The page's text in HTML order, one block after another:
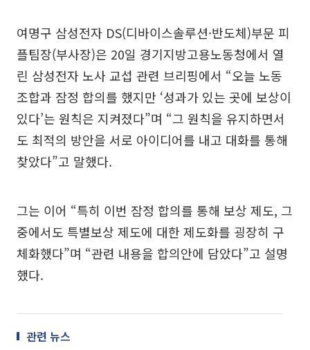
여명구 삼성전자 DS(디바이스솔루션·반도체)부문 피
플팀장(부사장)은 20일 경기지방고용노동청에서 열
린 삼성전자 노사 교섭 관련 브리핑에서 “오늘 노동
조합과 잠정 합의를 했지만 ‘성과가 있는 곳에 보상이
있다’는 원칙은 지켜졌다”며 “그 원칙을 유지하면서
도 최적의 방안을 서로 아이디어를 내고 대화를 통해
찾았다”고 말했다.
그는 이어 “특히 이번 잠정 합의를 통해 보상 제도, 그
중에서도 특별보상 제도에 대한 제도화를 굉장히 구
체화했다”며 “관련 내용을 합의안에 담았다”고 설명
했다.
관련 뉴스